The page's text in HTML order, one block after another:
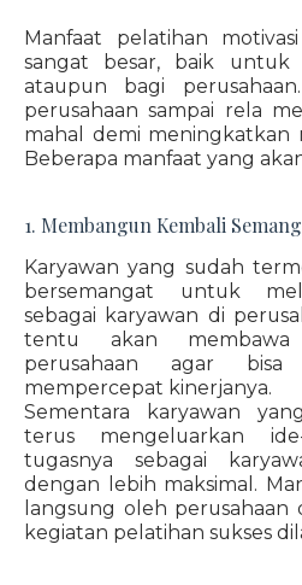
Manfaat pelatihan
sangat besar, baik untuk
ataupun bagi
perusahaan sampai rela
mahal demi meningkatkan
Beberapa manfaat yang
1. Membangun Kembali
Karyawan yang sudah
bersemangat untuk
sebagai karyawan di
tentu akan
perusahaan agar
mempercepat kinerjanya.
Sementara karyawan
terus mengeluarkan
tugasnya sebagai
dengan lebih maksimal.
langsung oleh perusahaan
kegiatan pelatihan sukses